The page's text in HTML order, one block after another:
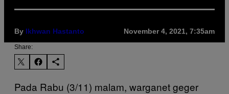
By Ikhwan Hastanto November 4, 2021, 7:35am
Share:
Pada Rabu (3/11) malam, warganet geger